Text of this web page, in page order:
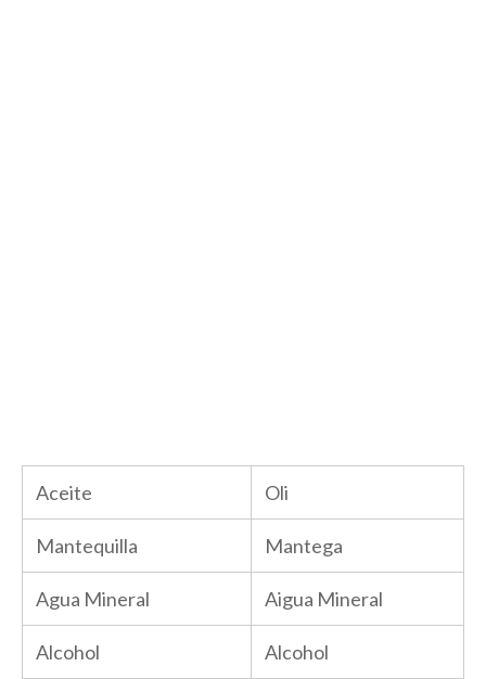
Aceite Oli
Mantequilla Mantega
Agua Mineral Aigua Mineral
Alcohol Alcohol